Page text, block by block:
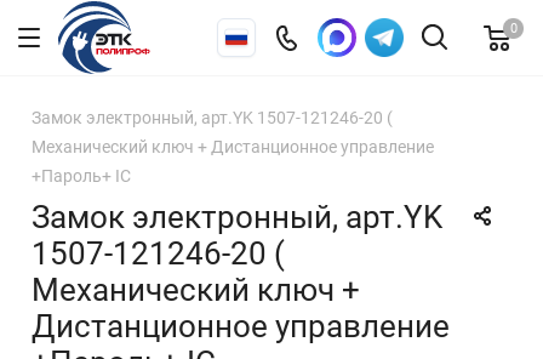
0
Замок электронный, арт.YK 1507-121246-20 (
Механический ключ + Дистанционное управление
+Пароль+ IC
Замок электронный, арт.YK
1507-121246-20 (
Механический ключ +
Дистанционное управление